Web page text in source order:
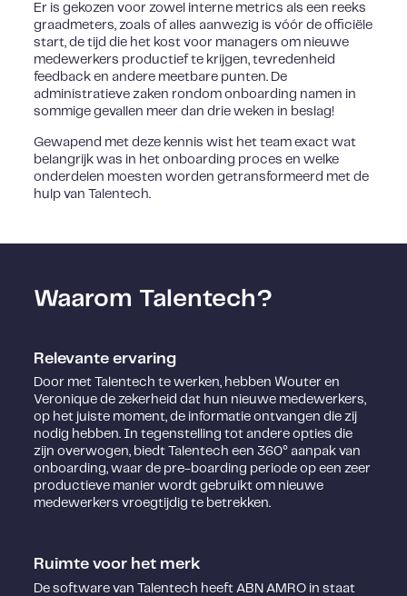
Er is gekozen voor zowel interne metrics als een reeks
graadmeters, zoals of alles aanwezig is vóór de officiële
start, de tijd die het kost voor managers om nieuwe
medewerkers productief te krijgen, tevredenheid
feedback en andere meetbare punten. De
administratieve zaken rondom onboarding namen in
sommige gevallen meer dan drie weken in beslag!
Gewapend met deze kennis wist het team exact wat
belangrijk was in het onboarding proces en welke
onderdelen moesten worden getransformeerd met de
hulp van Talentech.
Waarom Talentech?
Relevante ervaring
Door met Talentech te werken, hebben Wouter en
Veronique de zekerheid dat hun nieuwe medewerkers,
op het juiste moment, de informatie ontvangen die zij
nodig hebben. In tegenstelling tot andere opties die
zijn overwogen, biedt Talentech een 360° aanpak van
onboarding, waar de pre-boarding periode op een zeer
productieve manier wordt gebruikt om nieuwe
medewerkers vroegtijdig te betrekken.
Ruimte voor het merk
De software van Talentech heeft ABN AMRO in staat